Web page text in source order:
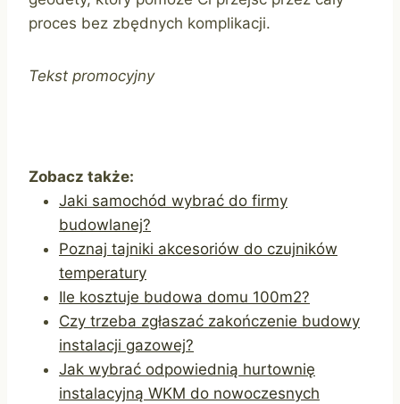
proces bez zbędnych komplikacji.
Tekst promocyjny
Zobacz także:
Jaki samochód wybrać do firmy
budowlanej?
Poznaj tajniki akcesoriów do czujników
temperatury
Ile kosztuje budowa domu 100m2?
Czy trzeba zgłaszać zakończenie budowy
instalacji gazowej?
Jak wybrać odpowiednią hurtownię
instalacyjną WKM do nowoczesnych